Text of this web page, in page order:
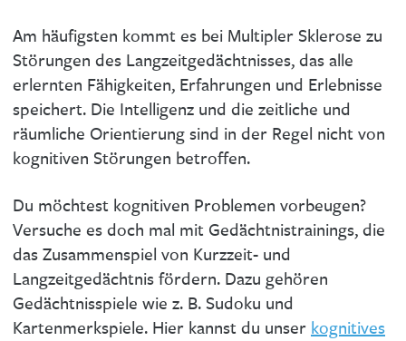
Am häufigsten kommt es bei Multipler Sklerose zu
Störungen des Langzeitgedächtnisses, das alle
erlernten Fähigkeiten, Erfahrungen und Erlebnisse
speichert. Die Intelligenz und die zeitliche und
räumliche Orientierung sind in der Regel nicht von
kognitiven Störungen betroffen.
Du möchtest kognitiven Problemen vorbeugen?
Versuche es doch mal mit Gedächtnistrainings, die
das Zusammenspiel von Kurzzeit- und
Langzeitgedächtnis fördern. Dazu gehören
Gedächtnisspiele wie z. B. Sudoku und
Kartenmerkspiele. Hier kannst du unser kognitives